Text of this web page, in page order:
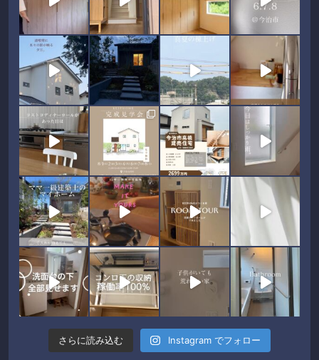
さらに読み込む Instagram でフォロー